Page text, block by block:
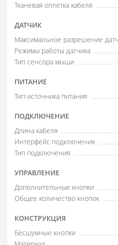
Тканевая оплетка кабеля
ДАТЧИК
Максимальное разрешение
Режимы работы датчика
Тип сенсора мыши
ПИТАНИЕ
Тип источника питания
ПОДКЛЮЧЕНИЕ
Длина кабеля
Интерфейс подключения
Тип подключения
УПРАВЛЕНИЕ
Дополнительные кнопки
Общее количество кнопок
КОНСТРУКЦИЯ
Бесшумные кнопки